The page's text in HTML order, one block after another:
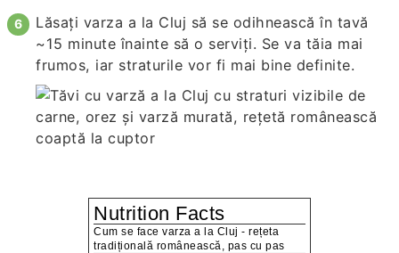
Lăsați varza a la Cluj să se odihnească în tavă
~15 minute înainte să o serviți. Se va tăia mai
frumos, iar straturile vor fi mai bine definite.
Nutrition Facts
Cum se face varza a la Cluj - rețeta
tradițională românească, pas cu pas